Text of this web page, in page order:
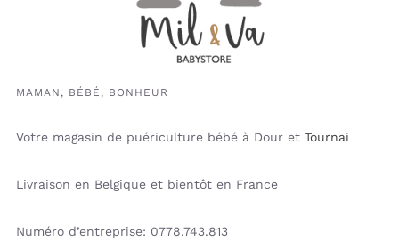
MAMAN, BÉBÉ, BONHEUR
Votre magasin de puériculture bébé à Dour et Tournai
Livraison en Belgique et bientôt en France
Numéro d’entreprise: 0778.743.813